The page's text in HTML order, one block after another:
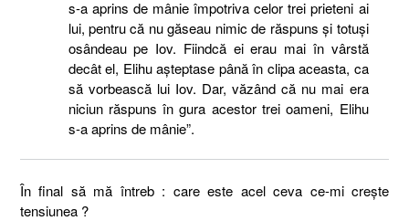
s-a aprins de mânie împotriva celor trei prieteni ai
lui, pentru că nu găseau nimic de răspuns şi totuşi
osândeau pe Iov. Fiindcă ei erau mai în vârstă
decât el, Elihu aşteptase până în clipa aceasta, ca
să vorbească lui Iov. Dar, văzând că nu mai era
niciun răspuns în gura acestor trei oameni, Elihu
s-a aprins de mânie”.
În final să mă întreb : care este acel ceva ce-mi crește
tensiunea ?